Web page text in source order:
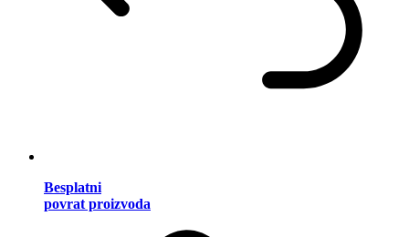
Besplatni
povrat proizvoda